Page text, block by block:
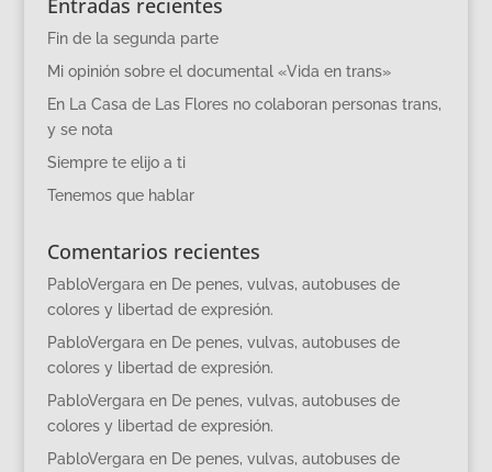
Entradas recientes
Fin de la segunda parte
Mi opinión sobre el documental «Vida en trans»
En La Casa de Las Flores no colaboran personas trans,
y se nota
Siempre te elijo a ti
Tenemos que hablar
Comentarios recientes
PabloVergara en De penes, vulvas, autobuses de
colores y libertad de expresión.
PabloVergara en De penes, vulvas, autobuses de
colores y libertad de expresión.
PabloVergara en De penes, vulvas, autobuses de
colores y libertad de expresión.
PabloVergara en De penes, vulvas, autobuses de